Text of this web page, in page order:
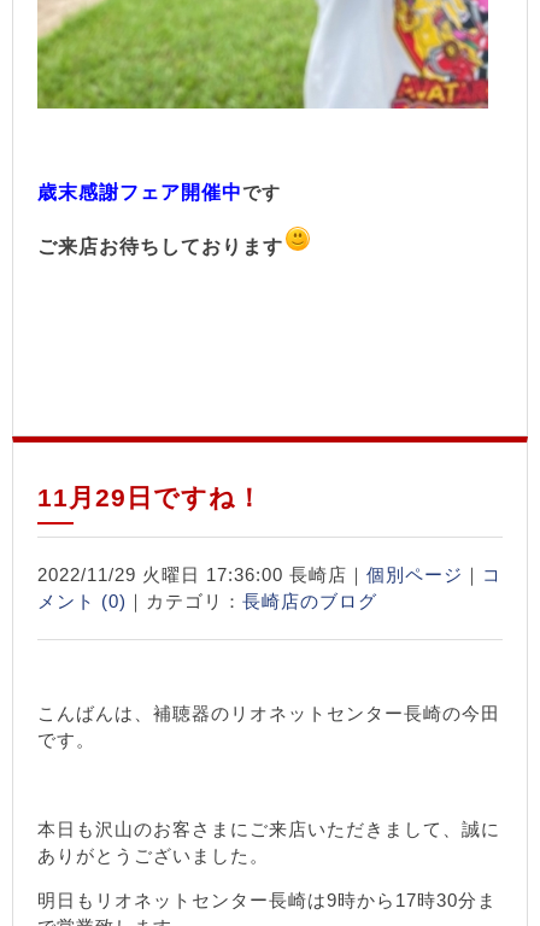
歳末感謝フェア開催中です
ご来店お待ちしております
11月29日ですね！
2022/11/29 火曜日 17:36:00 長崎店｜ 個別ページ
コ
メント (0)
｜カテゴリ： 長崎店のブログ
こんばんは、補聴器のリオネットセンター長崎の今田
です。
本日も沢山のお客さまにご来店いただきまして、誠に
ありがとうございました。
明日もリオネットセンター長崎は9時から17時30分ま